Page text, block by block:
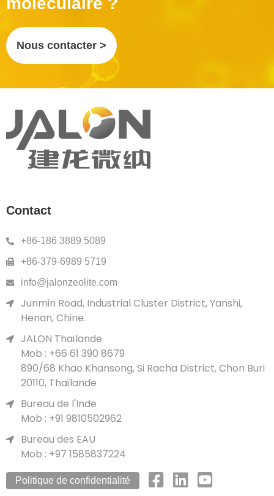
Nous contacter >
Contact
+86-186 3889 5089
+86-379-6989 5719
info@jalonzeolite.com
Junmin Road, Industrial Cluster District, Yanshi,
Henan, Chine.
JALON Thaïlande
Mob : +66 61 390 8679
890/68 Khao Khansong, Si Racha District, Chon Buri
20110, Thaïlande
Bureau de l'Inde
Mob : +91 9810502962
Bureau des EAU
Mob : +97 1585837224
Politique de confidentialité